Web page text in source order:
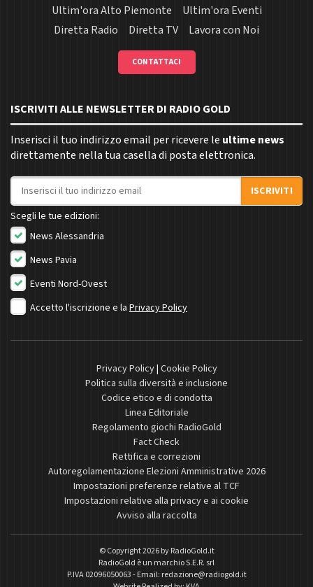
Ultim'ora Alto Piemonte
Ultim'ora Eventi
Diretta Radio
Diretta TV Lavora con Noi
CONTATTACI
ISCRIVITI ALLE NEWSLETTER DI RADIO GOLD
Inserisci il tuo indirizzo email per ricevere le ultime news
direttamente nella tua casella di posta elettronica.
Indirizzo email
ISCRIVITI
Scegli le tue edizioni:
News Alessandria
News Pavia
Eventi Nord-Ovest
Accetto l'iscrizione e la Privacy Policy
Privacy Policy| Cookie Policy
Politica sulla diversità e inclusione
Codice etico e di condotta
Linea Editoriale
Regolamento giochi RadioGold
Fact Check
Rettifica e correzioni
Autoregolamentazione Elezioni Amministrative 2026
Impostazioni preferenze relative al TCF
Impostazioni relative alla privacy e ai cookie
Avviso alla raccolta
© Copyright 2026 byRadioGold.it
RadioGold è un marchio S.E.R. srl
P.IVA 02096050063 - Email: redazione@radiogold.it